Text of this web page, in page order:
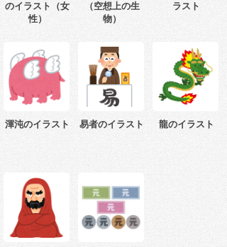
のイラスト（女
性）
（空想上の生
物）
ラスト
渾沌のイラスト 易者のイラスト 龍のイラスト